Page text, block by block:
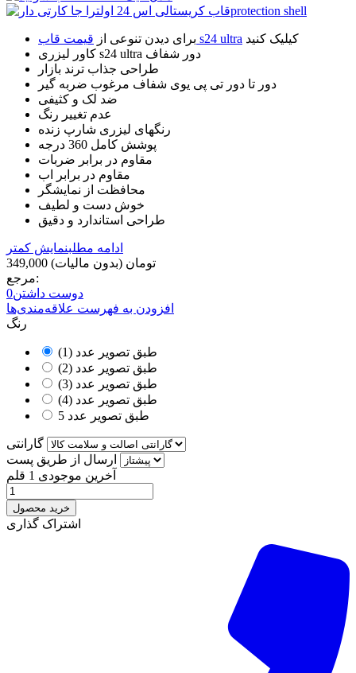
برای دیدن تنوعی از قیمت قاب s24 ultra کیلیک کنید
کاور لیزری s24 ultra دور شفاف
طراحی جذاب ترند بازار
دور تا دور تی پی یوی شفاف مرغوب ضربه گیر
ضد لک و کثیفی
عدم تغییر رنگ
رنگهای لیزری شارپ زنده
پوشش کامل 360 درجه
مقاوم در برابر ضربات
مقاوم در برابر اب
محافظت از نمایشگر
خوش دست و لطیف
طراحی استاندارد و دقیق
ادامه مطلبنمایش کمتر
349,000 تومان (بدون مالیات)
مرجع:
دوست داشتن0
افزودن به فهرست علاقه‌مندی‌ها
رنگ
طبق تصویر عدد (1)
طبق تصویر عدد (2)
طبق تصویر عدد (3)
طبق تصویر عدد (4)
طبق تصویر عدد 5
گارانتی
ارسال از طریق پست
آخرین موجودی 1 قلم
خرید محصول
اشتراک گذاری